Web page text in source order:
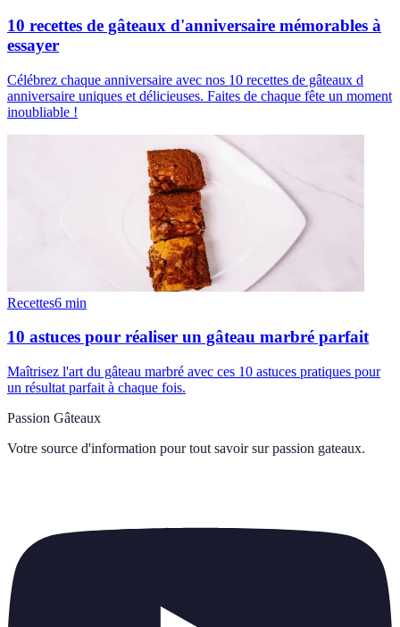
10 recettes de gâteaux d'anniversaire mémorables à
essayer
Célébrez chaque anniversaire avec nos 10 recettes de gâteaux d
anniversaire uniques et délicieuses. Faites de chaque fête un moment
inoubliable !
Recettes6 min
10 astuces pour réaliser un gâteau marbré parfait
Maîtrisez l'art du gâteau marbré avec ces 10 astuces pratiques pour
un résultat parfait à chaque fois.
Passion Gâteaux
Votre source d'information pour tout savoir sur passion gateaux.